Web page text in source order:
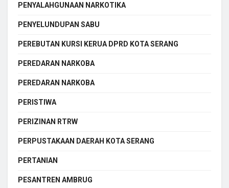
PENYALAHGUNAAN NARKOTIKA
PENYELUNDUPAN SABU
PEREBUTAN KURSI KERUA DPRD KOTA SERANG
PEREDARAN NARKOBA
PEREDARAN NARKOBA
PERISTIWA
PERIZINAN RTRW
PERPUSTAKAAN DAERAH KOTA SERANG
PERTANIAN
PESANTREN AMBRUG